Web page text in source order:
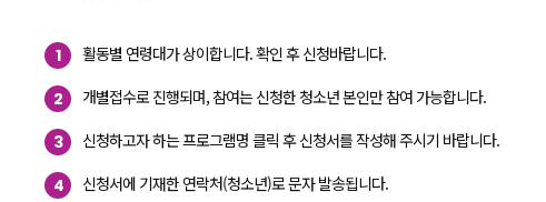
1 활동별 연령대가 상이합니다. 확인 후 신청바랍니다.
2 개별접수로 진행되며, 참여는 신청한 청소년 본인만 참여 가능합니다.
3 신청하고자 하는 프로그램명 클릭 후 신청서를 작성해 주시기 바랍니다.
4 신청서에 기재한 연락처(청소년)로 문자 발송됩니다.